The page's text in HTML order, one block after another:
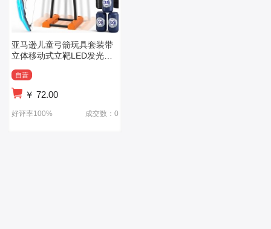
亚马逊儿童弓箭玩具套装带
立体移动式立靶LED发光弓
自营
￥ 72.00
好评率100% 成交数：0